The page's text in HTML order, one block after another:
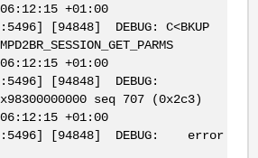
+01:00
[94848] DEBUG: C<BKUP
+01:00
[94848] DEBUG:
seq 707 (0x2c3)
+01:00
[94848] DEBUG: error